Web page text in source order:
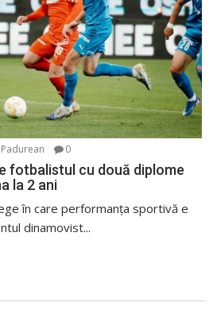
0
fotbalistul cu două diplome
la 2 ani
în care performanța sportivă e
dinamovist...